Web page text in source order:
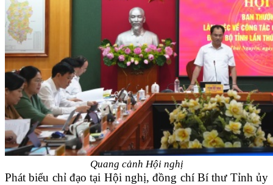
Quang cảnh Hội nghị
Phát biểu chỉ đạo tại Hội nghị, đồng chí Bí thư Tỉnh ủy